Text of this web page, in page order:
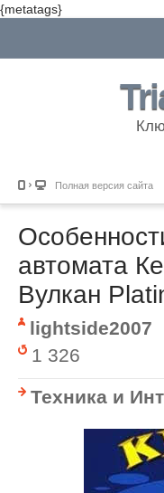
{metatags}
Полная версия сайта
автомата
Вулкан
lightside2007
1 326
Техника и